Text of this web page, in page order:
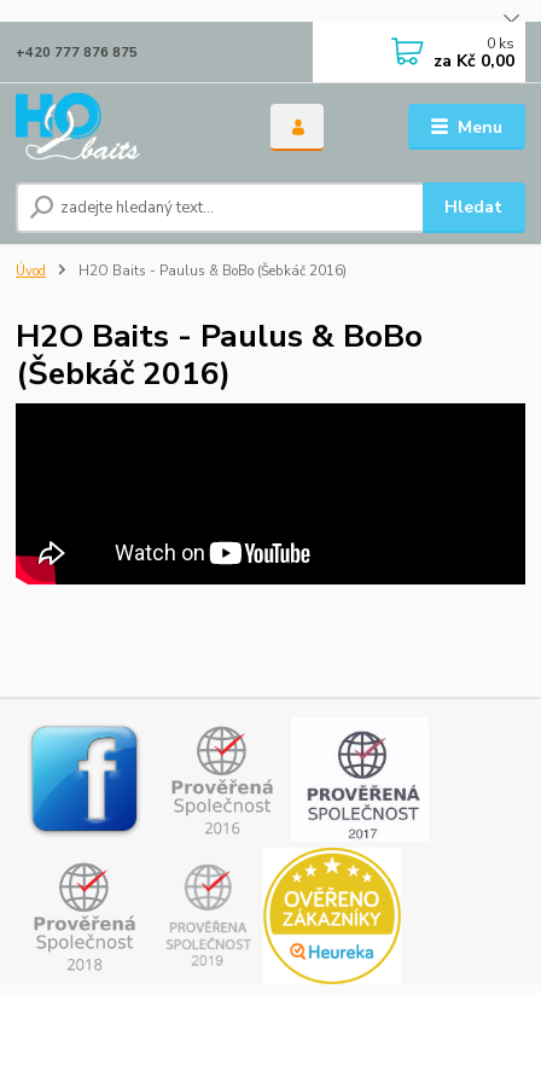
Menu
Hledat
+420 777 876 875 0 ks
za Kč 0,00
Úvod H2O Baits - Paulus & BoBo (Šebkáč 2016)
H2O Baits - Paulus & BoBo
(Šebkáč 2016)